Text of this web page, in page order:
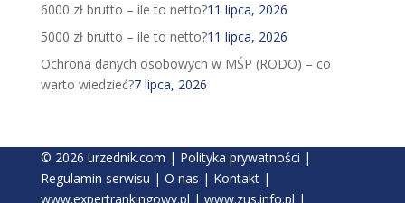
6000 zł brutto – ile to netto?11 lipca, 2026
5000 zł brutto – ile to netto?11 lipca, 2026
Ochrona danych osobowych w MŚP (RODO) – co
warto wiedzieć?7 lipca, 2026
© 2026 urzednik.com | Polityka prywatności |
Regulamin serwisu | O nas | Kontakt|
www.expertrankingowy.pl | www.zus.info.pl |